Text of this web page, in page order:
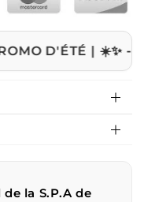
D'ÉTÉ | ☀️✨ -10%
la S.P.A de